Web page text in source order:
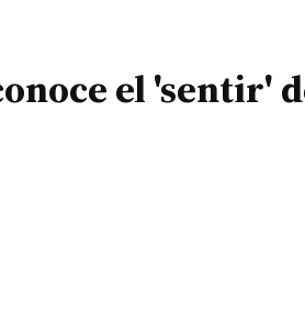
el 'sentir'